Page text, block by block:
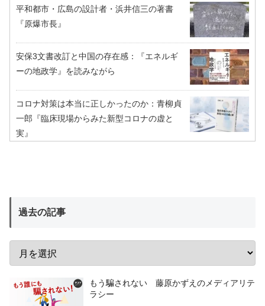
平和都市・広島の設計者・浜井信三の著書
『原爆市長』
安保3文書改訂と中国の存在感：『エネルギ
ーの地政学』を読みながら
コロナ対策は本当に正しかったのか：青柳貞
一郎『臨床現場からみた新型コロナの虚と
実』
過去の記事
もう騙されない 藤原かずえのメディアリテ
ラシー